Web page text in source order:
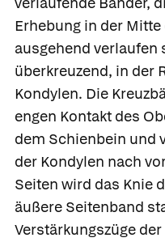
Erhebung in der
ausgehend verlaufen
überkreuzend, in der
Kondylen. Die
engen Kontakt des
dem Schienbein und
der Kondylen nach
Seiten wird das Knie
äußere Seitenband
Verstärkungszüge